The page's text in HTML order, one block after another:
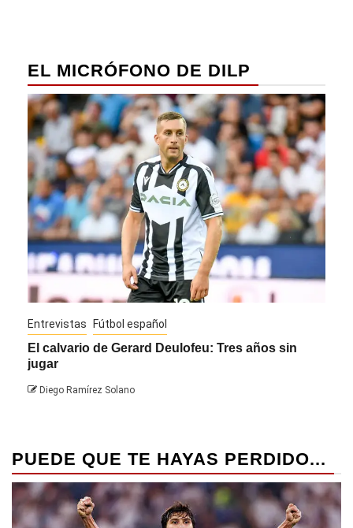
EL MICRÓFONO DE DILP
Entrevistas Fútbol español
El calvario de Gerard Deulofeu: Tres años sin
jugar
Diego Ramírez Solano
PUEDE QUE TE HAYAS PERDIDO...